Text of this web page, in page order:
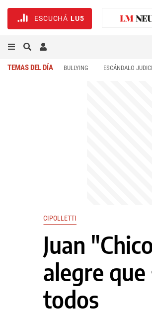
ESCUCHÁ LU5
TEMAS DEL DÍA BULLYING ESCÁNDALO
CIPOLLETTI
Juan
alegre
todos